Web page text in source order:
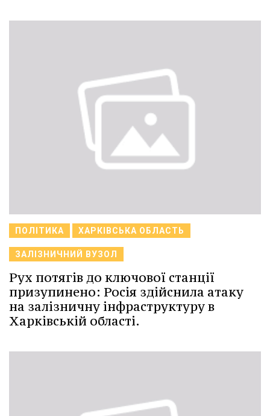
ПОЛІТИКА ХАРКІВСЬКА ОБЛАСТЬ
ЗАЛІЗНИЧНИЙ ВУЗОЛ
Рух потягів до ключової станції
призупинено: Росія здійснила атаку
на залізничну інфраструктуру в
Харківській області.